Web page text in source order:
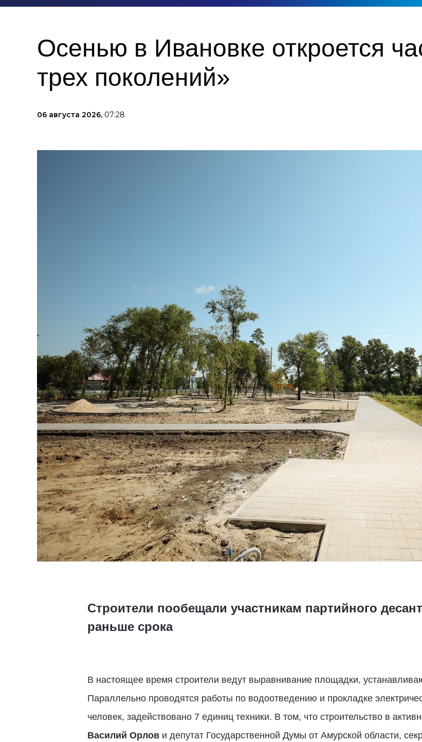
Осенью в Ивановке откроется
трех поколений»
06 августа 2026, 07:28
Строители пообещали участникам партийного
раньше срока
В настоящее время строители ведут выравнивание площадки,
Параллельно проводятся работы по водоотведению и прокладке
человек, задействовано 7 единиц техники. В том, что строительство в
Василий Орлови депутат Государственной Думы от Амурской области,